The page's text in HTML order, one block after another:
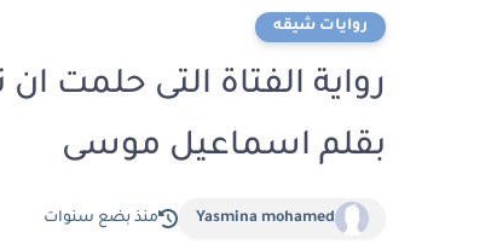
روايات شيقه
بقلم اسماعيل موسى
Yasmina mohamed منذ بضع سنوات